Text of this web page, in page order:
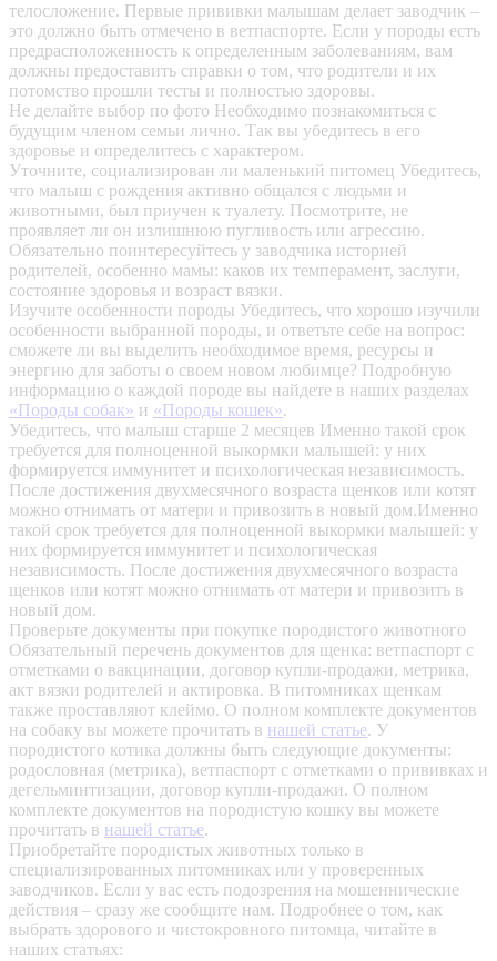
телосложение. Первые прививки малышам делает заводчик –
это должно быть отмечено в ветпаспорте. Если у породы есть
предрасположенность к определенным заболеваниям, вам
должны предоставить справки о том, что родители и их
потомство прошли тесты и полностью здоровы.
Не делайте выбор по фото Необходимо познакомиться с
будущим членом семьи лично. Так вы убедитесь в его
здоровье и определитесь с характером.
Уточните, социализирован ли маленький питомец Убедитесь,
что малыш с рождения активно общался с людьми и
животными, был приучен к туалету. Посмотрите, не
проявляет ли он излишнюю пугливость или агрессию.
Обязательно поинтересуйтесь у заводчика историей
родителей, особенно мамы: каков их темперамент, заслуги,
состояние здоровья и возраст вязки.
Изучите особенности породы Убедитесь, что хорошо изучили
особенности выбранной породы, и ответьте себе на вопрос:
сможете ли вы выделить необходимое время, ресурсы и
энергию для заботы о своем новом любимце? Подробную
информацию о каждой породе вы найдете в наших разделах
«Породы собак» и «Породы кошек».
Убедитесь, что малыш старше 2 месяцев Именно такой срок
требуется для полноценной выкормки малышей: у них
формируется иммунитет и психологическая независимость.
После достижения двухмесячного возраста щенков или котят
можно отнимать от матери и привозить в новый дом.Именно
такой срок требуется для полноценной выкормки малышей: у
них формируется иммунитет и психологическая
независимость. После достижения двухмесячного возраста
щенков или котят можно отнимать от матери и привозить в
новый дом.
Проверьте документы при покупке породистого животного
Обязательный перечень документов для щенка: ветпаспорт с
отметками о вакцинации, договор купли-продажи, метрика,
акт вязки родителей и актировка. В питомниках щенкам
также проставляют клеймо. О полном комплекте документов
на собаку вы можете прочитать в нашей статье. У
породистого котика должны быть следующие документы:
родословная (метрика), ветпаспорт с отметками о прививках и
дегельминтизации, договор купли-продажи. О полном
комплекте документов на породистую кошку вы можете
прочитать в нашей статье.
Приобретайте породистых животных только в
специализированных питомниках или у проверенных
заводчиков. Если у вас есть подозрения на мошеннические
действия – сразу же сообщите нам. Подробнее о том, как
выбрать здорового и чистокровного питомца, читайте в
наших статьях: